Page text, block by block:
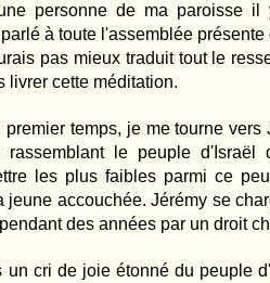
personne de ma paroisse
à toute l'assemblée présente
pas mieux traduit tout le
livrer cette méditation.
premier temps, je me tourne
rassemblant le peuple
les plus faibles parmi ce
jeune accouchée. Jérémy se
des années par un droit
un cri de joie étonné du peuple